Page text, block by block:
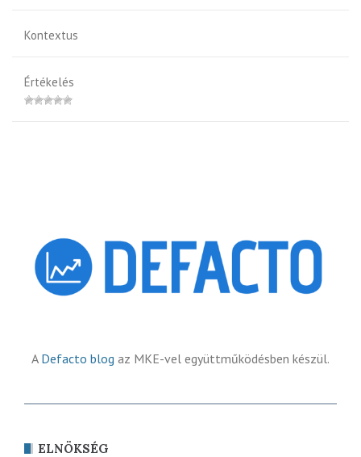
Kontextus
Értékelés
A Defacto blog az MKE-vel együttműködésben készül.
ELNÖKSÉG